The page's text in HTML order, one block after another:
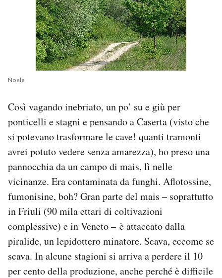
Noale
Così vagando inebriato, un po’ su e giù per
ponticelli e stagni e pensando a Caserta (visto che
si potevano trasformare le cave! quanti tramonti
avrei potuto vedere senza amarezza), ho preso una
pannocchia da un campo di mais, lì nelle
vicinanze. Era contaminata da funghi. Aflotossine,
fumonisine, boh? Gran parte del mais – soprattutto
in Friuli (90 mila ettari di coltivazioni
complessive) e in Veneto – è attaccato dalla
piralide, un lepidottero minatore. Scava, eccome se
scava. In alcune stagioni si arriva a perdere il 10
per cento della produzione, anche perché è difficile